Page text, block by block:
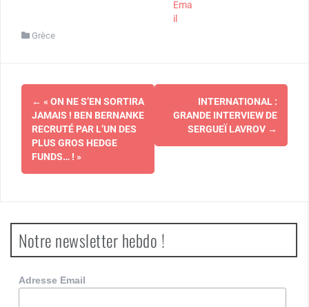
Ema
il
Grèce
Navigation
d'article
← « ON NE S’EN SORTIRA
JAMAIS ! BEN BERNANKE
RECRUTÉ PAR L’UN DES
PLUS GROS HEDGE
FUNDS… ! »
INTERNATIONAL :
GRANDE INTERVIEW DE
SERGUEÏ LAVROV →
Notre newsletter hebdo !
Adresse Email